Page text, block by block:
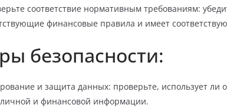
соответствие нормативным требованиям:
финансовые правила и имеет
безопасности:
и защита данных: проверьте, использует ли
и финансовой информации.